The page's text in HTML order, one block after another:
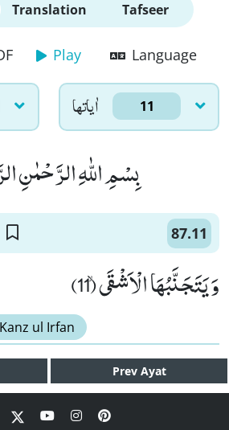
Translation Tafseer
Play Language
اٰياتها 11
بِسْمِ اللّٰهِ الرَّحْمٰنِ
87.11
وَ یَتَجَنَّبُهَا الْاَشْقَىۙ (11)
Kanz ul Irfan
Prev Ayat